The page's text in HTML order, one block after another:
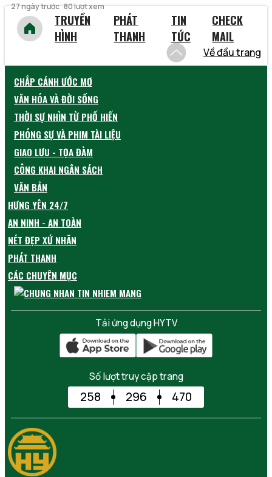
27 ngày trước 80 lượt xem
TRUYỀN
HÌNH
PHÁT
THANH
TIN
TỨC
CHECK
MAIL
Về đầu trang
CHẮP CÁNH ƯỚC MƠ
VĂN HÓA VÀ ĐỜI SỐNG
THỜI SỰ NHÌN TỪ PHỐ HIẾN
PHÓNG SỰ VÀ PHIM TÀI LIỆU
GIAO LƯU - TỌA ĐÀM
CÔNG KHAI NGÂN SÁCH
VĂN BẢN
HƯNG YÊN 24/7
AN NINH - AN TOÀN
NÉT ĐẸP XỨ NHÃN
PHÁT THANH
CÁC CHUYÊN MỤC
Tải ứng dụng HYTV
Số lượt truy cập trang
258 296 470